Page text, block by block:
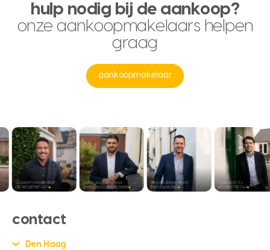
hulp nodig bij de aankoop?
onze aankoopmakelaars helpen
graag
aankoopmakelaar
contact
Den Haag